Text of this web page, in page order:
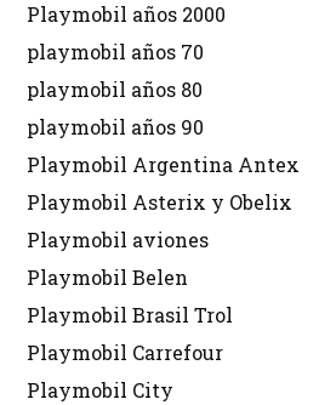
Playmobil años 2000
playmobil años 70
playmobil años 80
playmobil años 90
Playmobil Argentina Antex
Playmobil Asterix y Obelix
Playmobil aviones
Playmobil Belen
Playmobil Brasil Trol
Playmobil Carrefour
Playmobil City